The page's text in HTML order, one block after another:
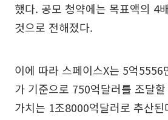
했다. 공모 청약에는 목표액의 4
것으로 전해졌다.
이에 따라 스페이스X는 5억5556
가 기준으로 750억달러를 조달
가치는 1조8000억달러로 추산